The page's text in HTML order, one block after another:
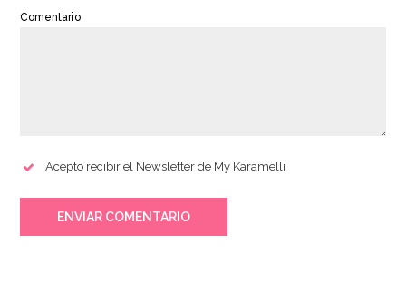
2,95€
Comentario
Acepto recibir el Newsletter de My Karamelli
ENVIAR COMENTARIO